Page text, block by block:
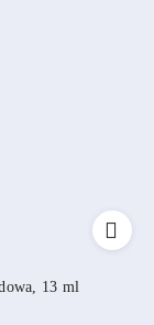
13 ml